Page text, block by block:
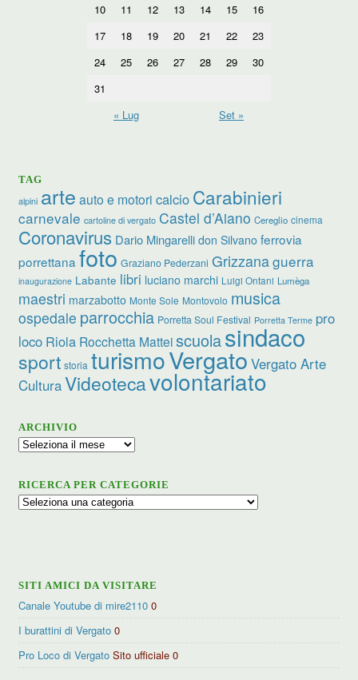
10
11 12 13 14 15
16
17
18 19 20 21 22
23
24
25 26 27 28 29
30
31
« Lug
Set »
TAG
alpini arte auto e motori calcio Carabinieri
carnevale cartoline di vergato Castel d’Aiano Cereglio cinema
Coronavirus Dario Mingarelli don Silvano ferrovia
porrettana foto Graziano Pederzani Grizzanaguerra
inaugurazione Labante libri luciano marchi Luigi Ontani Lumèga
maestri marzabotto Monte Sole Montovolo musica
ospedale parrocchia Porretta Soul Festival Porretta Terme pro
loco Riola Rocchetta Matteiscuolasindaco
sport storia turismoVergato Vergato Arte
CulturaVideotecavolontariato
ARCHIVIO
Archivio
RICERCA PER CATEGORIE
Ricerca
SITI AMICI DA VISITARE
Canale Youtube di mire2110 0
I burattini di Vergato 0
Pro Loco di Vergato Sito ufficiale 0